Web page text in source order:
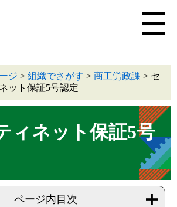
ジ > 組織でさがす > 商工労政課 > セ
ット保証5号認定
ィネット保証5号
ページ内目次